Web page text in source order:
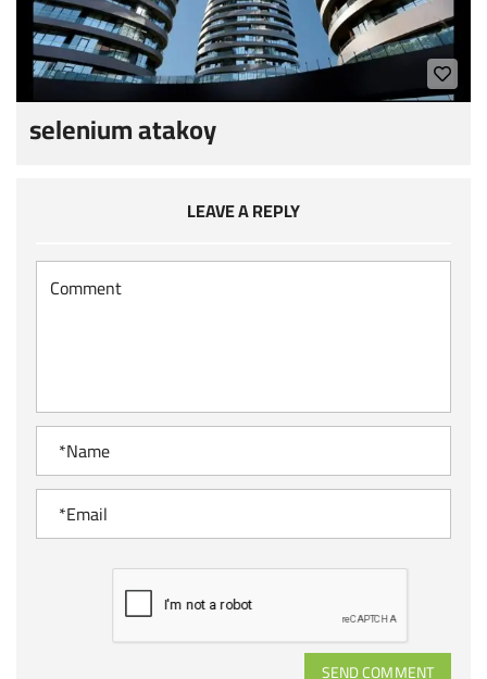
selenium atakoy
LEAVE A REPLY
SEND COMMENT